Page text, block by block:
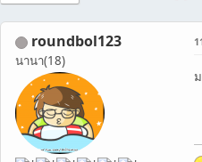
roundbol123
นานา(18)